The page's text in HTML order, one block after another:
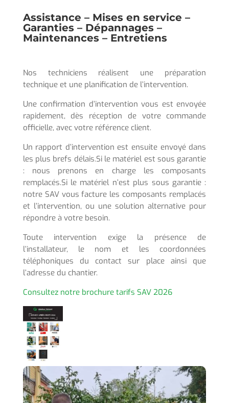
Assistance – Mises en service –
Garanties – Dépannages –
Maintenances – Entretiens
Nos techniciens réalisent une préparation
technique et une planification de l’intervention.
Une confirmation d’intervention vous est envoyée
rapidement, dès réception de votre commande
officielle, avec votre référence client.
Un rapport d’intervention est ensuite envoyé dans
les plus brefs délais.Si le matériel est sous garantie
: nous prenons en charge les composants
remplacés.Si le matériel n’est plus sous garantie :
notre SAV vous facture les composants remplacés
et l’intervention, ou une solution alternative pour
répondre à votre besoin.
Toute intervention exige la présence de
l’installateur, le nom et les coordonnées
téléphoniques du contact sur place ainsi que
l’adresse du chantier.
Consultez notre brochure tarifs SAV 2026